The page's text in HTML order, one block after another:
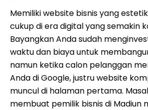
Memiliki website bisnis yang
cukup di era digital yang semakin
Bayangkan Anda sudah
waktu dan biaya untuk
namun ketika calon pelanggan
Anda di Google, justru website
muncul di halaman pertama.
membuat pemilik bisnis di Madiun